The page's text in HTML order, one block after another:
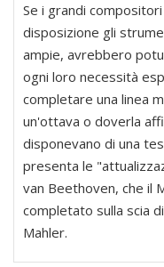
Se i grandi
disposizione gli
ampie, avrebbero
ogni loro necessità
completare una linea
un'ottava o doverla
disponevano di una
presenta le
van Beethoven, che il
completato sulla scia
Mahler.